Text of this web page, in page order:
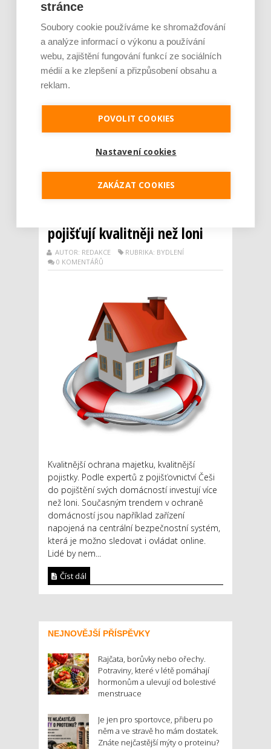
Také v létě můžeme ušetřit značné finanční
částky za elektřinu. Náklady naopak rostou
používání klimatizace pro ochlazení domu.
Vyzkoušejte následující tipy na úspory energií
a užijte si léto bez starostí a zbytečných
Podceňovat zabezpečení se
pojišťují kvalitněji než loni
AUTOR: REDAKCE
RUBRIKA: BYDLENÍ
0 KOMENTÁŘŮ
Kvalitnější ochrana majetku, kvalitnější
pojistky. Podle expertů z pojišťovnictví Češi
do pojištění svých domácností investují více
než loni. Současným trendem v ochraně
domácností jsou například zařízení
napojená na centrální bezpečnostní systém,
která je možno sledovat i ovládat online.
Lidé by nem...
Číst dál
NEJNOVĚJŠÍ PŘÍSPĚVKY
Rajčata, borůvky nebo ořechy.
Potraviny, které v létě pomáhají
hormonům a ulevují od bolestivé
menstruace
Je jen pro sportovce, přiberu po
něm a ve stravě ho mám dostatek.
Znáte nejčastější mýty o proteinu?
stránce
Soubory cookie používáme ke shromažďování
a analýze informací o výkonu a používání
webu, zajištění fungování funkcí ze sociálních
médií a ke zlepšení a přizpůsobení obsahu a
reklam.
POVOLIT COOKIES
Nastavení cookies
ZAKÁZAT COOKIES